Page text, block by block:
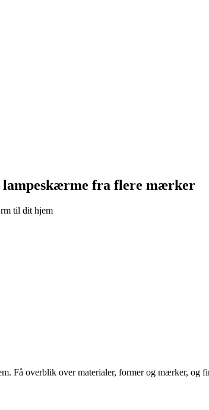
lampeskærme fra flere mærker
til dit hjem
Få overblik over materialer, former og mærker,